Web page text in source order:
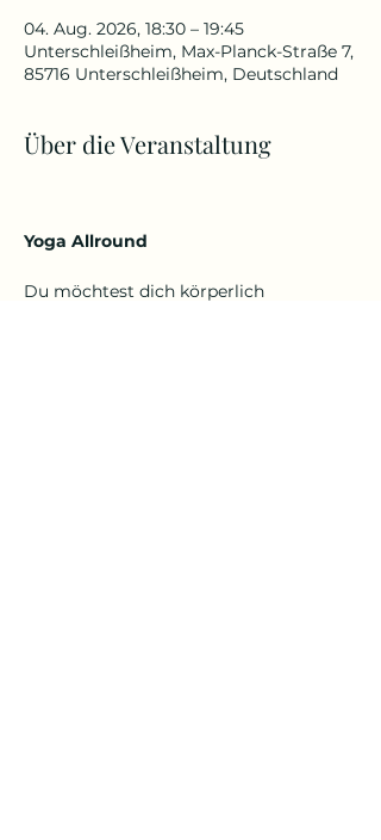
04. Aug. 2026, 18:30 – 19:45
Unterschleißheim, Max-Planck-Straße 7,
85716 Unterschleißheim, Deutschland
Über die Veranstaltung
Yoga Allround
Du möchtest dich körperlich